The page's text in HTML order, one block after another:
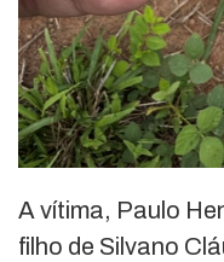
A vítima, Paulo
filho de Silvano